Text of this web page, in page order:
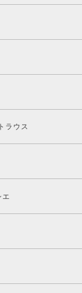
ラウス
エ